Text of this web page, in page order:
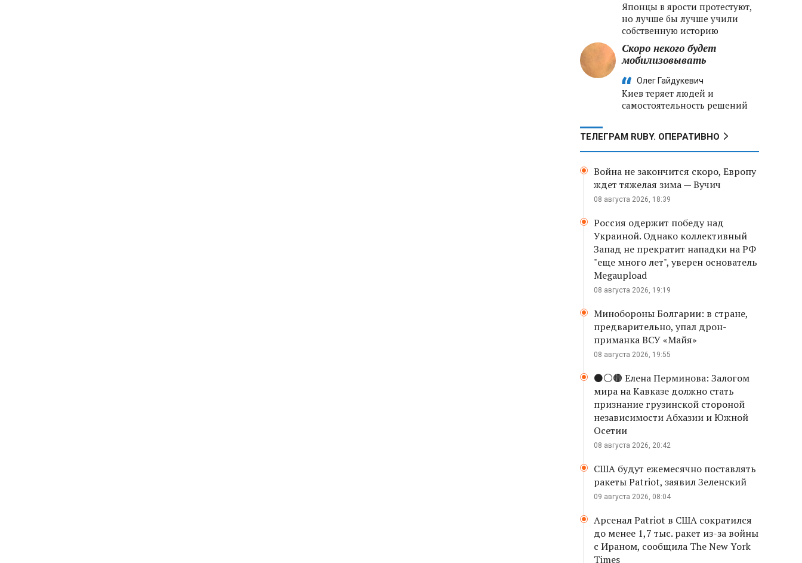
Японцы в ярости протестуют,
но лучше бы лучше учили
собственную историю
Скоро некого будет
мобилизовывать
Олег Гайдукевич
Киев теряет людей и
самостоятельность решений
ТЕЛЕГРАМ RUBY. ОПЕРАТИВНО
Война не закончится скоро, Европу
ждет тяжелая зима — Вучич
08 августа 2026, 18:39
Россия одержит победу над
Украиной. Однако коллективный
Запад не прекратит нападки на РФ
"еще много лет", уверен основатель
Megaupload
08 августа 2026, 19:19
Минобороны Болгарии: в стране,
предварительно, упал дрон-
приманка ВСУ «Майя»
08 августа 2026, 19:55
⚫️⚪️🟤 Елена Перминова: Залогом
мира на Кавказе должно стать
признание грузинской стороной
независимости Абхазии и Южной
Осетии
08 августа 2026, 20:42
США будут ежемесячно поставлять
ракеты Patriot, заявил Зеленский
09 августа 2026, 08:04
Арсенал Patriot в США сократился
до менее 1,7 тыс. ракет из-за войны
с Ираном, сообщила The New York
Times